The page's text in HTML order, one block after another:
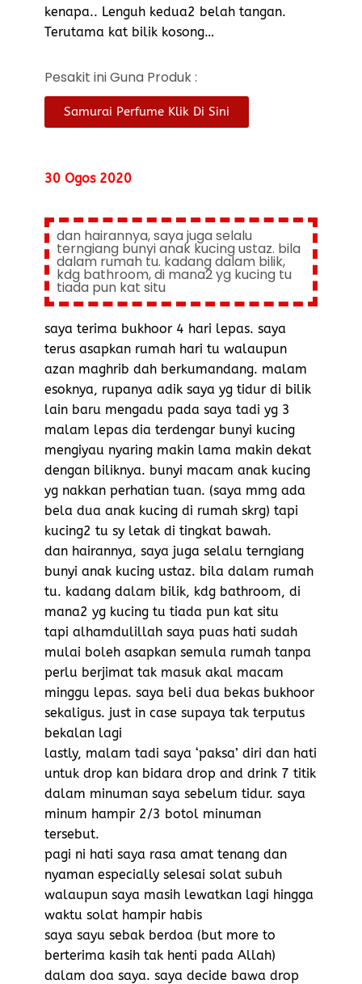
kenapa.. Lenguh kedua2 belah tangan.
Terutama kat bilik kosong…
Pesakit ini Guna Produk :
Samurai Perfume Klik Di Sini
30 Ogos 2020
dan hairannya, saya juga selalu
terngiang bunyi anak kucing ustaz. bila
dalam rumah tu. kadang dalam bilik,
kdg bathroom, di mana2 yg kucing tu
tiada pun kat situ
saya terima bukhoor 4 hari lepas. saya
terus asapkan rumah hari tu walaupun
azan maghrib dah berkumandang. malam
esoknya, rupanya adik saya yg tidur di bilik
lain baru mengadu pada saya tadi yg 3
malam lepas dia terdengar bunyi kucing
mengiyau nyaring makin lama makin dekat
dengan biliknya. bunyi macam anak kucing
yg nakkan perhatian tuan. (saya mmg ada
bela dua anak kucing di rumah skrg) tapi
kucing2 tu sy letak di tingkat bawah.
dan hairannya, saya juga selalu terngiang
bunyi anak kucing ustaz. bila dalam rumah
tu. kadang dalam bilik, kdg bathroom, di
mana2 yg kucing tu tiada pun kat situ
tapi alhamdulillah saya puas hati sudah
mulai boleh asapkan semula rumah tanpa
perlu berjimat tak masuk akal macam
minggu lepas. saya beli dua bekas bukhoor
sekaligus. just in case supaya tak terputus
bekalan lagi
lastly, malam tadi saya ‘paksa’ diri dan hati
untuk drop kan bidara drop and drink 7 titik
dalam minuman saya sebelum tidur. saya
minum hampir 2/3 botol minuman
tersebut.
pagi ni hati saya rasa amat tenang dan
nyaman especially selesai solat subuh
walaupun saya masih lewatkan lagi hingga
waktu solat hampir habis
saya sayu sebak berdoa (but more to
berterima kasih tak henti pada Allah)
dalam doa saya. saya decide bawa drop